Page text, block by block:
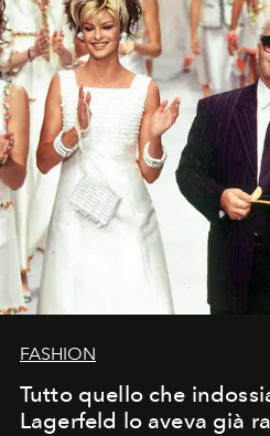
FASHION
Tutto quello che
Lagerfeld lo aveva già